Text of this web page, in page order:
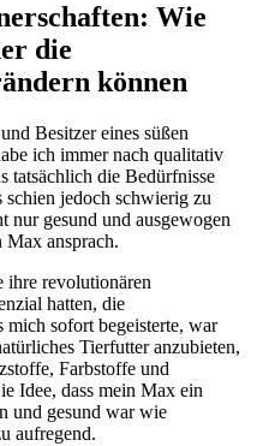
Wie
die
können
Besitzer eines süßen
ich‍ immer nach‌ qualitativ
⁤tatsächlich​ die Bedürfnisse
schien jedoch schwierig zu
nur gesund und ausgewogen
Max ansprach.
ihre revolutionären
hatten, die
mich sofort begeisterte, war
Tierfutter ⁣anzubieten,
Farbstoffe und
Idee, dass mein Max ein
und gesund war wie
aufregend.